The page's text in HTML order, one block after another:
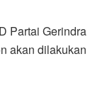
Partai Gerindra
akan dilakukan